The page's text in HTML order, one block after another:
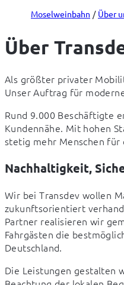
Moselweinbahn Über
Über
Als größter privater
Unser Auftrag für
Rund 9.000 Beschäftigte
Kundennähe. Mit hohen
stetig mehr Menschen
Nachhaltigkeit,
Wir bei Transdev wollen
zukunftsorientiert
Partner realisieren wir
Fahrgästen die
Deutschland.
Die Leistungen gestalten